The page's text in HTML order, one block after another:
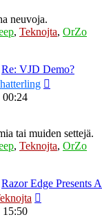
neuvoja.
, Teknojta, OrZo
Re: VJD Demo?
00:24
tai muiden settejä.
, Teknojta, OrZo
Razor Edge Presents
15:50